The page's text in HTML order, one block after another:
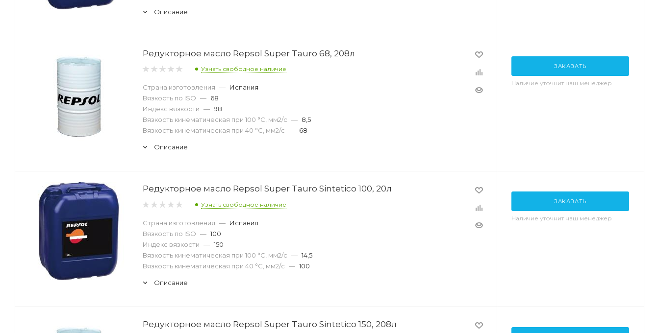
Описание
Редукторное масло Repsol Super Tauro 68, 208л
Узнать свободное наличие
Страна изготовления — Испания
Вязкость по ISO — 68
Индекс вязкости — 98
Вязкость кинематическая при 100 °С, мм2/с — 8,5
Вязкость кинематическая при 40 °С, мм2/с — 68
Описание
ЗАКАЗАТЬ
Наличие уточнит наш менеджер
Редукторное масло Repsol Super Tauro Sintetico 100, 20л
Узнать свободное наличие
Страна изготовления — Испания
Вязкость по ISO — 100
Индекс вязкости — 150
Вязкость кинематическая при 100 °С, мм2/с — 14,5
Вязкость кинематическая при 40 °С, мм2/с — 100
Описание
ЗАКАЗАТЬ
Наличие уточнит наш менеджер
Редукторное масло Repsol Super Tauro Sintetico 150, 208л